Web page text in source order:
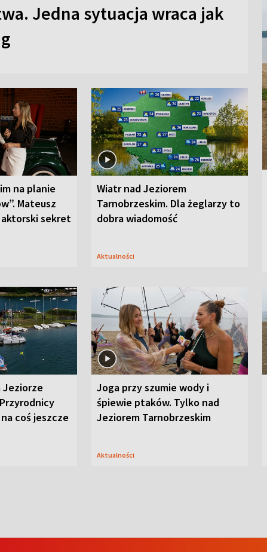
Jedna sytuacja wraca jak
na planie
Mateusz
aktorski sekret
Wiatr nad Jeziorem
Tarnobrzeskim. Dla żeglarzy to
dobra wiadomość
Aktualności
Jeziorze
coś jeszcze
Joga przy szumie wody i
śpiewie ptaków. Tylko nad
Jeziorem Tarnobrzeskim
Aktualności